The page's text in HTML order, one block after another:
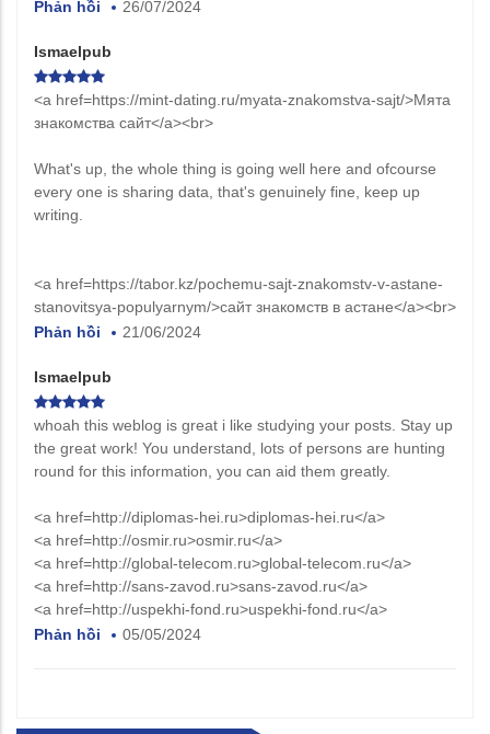
Phản hồi 26/07/2024
Ismaelpub
<a href=https://mint-dating.ru/myata-znakomstva-sajt/>Мята
знакомства сайт</a><br>
What's up, the whole thing is going well here and ofcourse
every one is sharing data, that's genuinely fine, keep up
writing.
<a href=https://tabor.kz/pochemu-sajt-znakomstv-v-astane-
stanovitsya-populyarnym/>сайт знакомств в астане</a><br>
Phản hồi
21/06/2024
Ismaelpub
whoah this weblog is great i like studying your posts. Stay up
the great work! You understand, lots of persons are hunting
round for this information, you can aid them greatly.
<a href=http://diplomas-hei.ru>diplomas-hei.ru</a>
<a href=http://osmir.ru>osmir.ru</a>
<a href=http://global-telecom.ru>global-telecom.ru</a>
<a href=http://sans-zavod.ru>sans-zavod.ru</a>
<a href=http://uspekhi-fond.ru>uspekhi-fond.ru</a>
Phản hồi
05/05/2024